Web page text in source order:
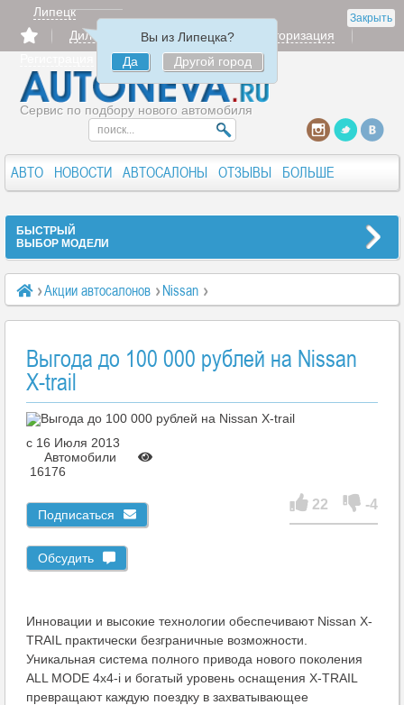
Закрыть
Липецк
Вы из Липецка?
Да
Другой город
Дилерам Продать
Авторизация
Сервис по подбору нового автомобиля
АВТО НОВОСТИ АВТОСАЛОНЫ ОТЗЫВЫ БОЛЬШЕ
БЫСТРЫЙ
ВЫБОР МОДЕЛИ
Акции автосалонов
Nissan
Выгода до 100 000 рублей на Nissan X-trail
Выгода до 100 000 рублей на Nissan
X-trail
c 16 Июля 2013
Автомобили
16176
Подписаться
Обсудить
22 -4
Инновации и высокие технологии обеспечивают Nissan X-
TRAIL практически безграничные возможности.
Уникальная система полного привода нового поколения
ALL MODE 4x4-i и богатый уровень оснащения X-TRAIL
превращают каждую поездку в захватывающее